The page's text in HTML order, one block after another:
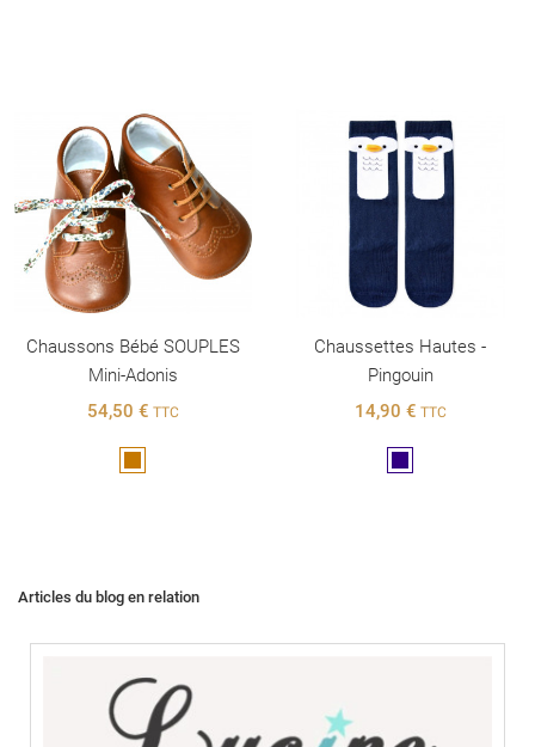
Chaussons Bébé SOUPLES
Mini-Adonis
54,50 € TTC
Chaussettes Hautes -
Pingouin
14,90 € TTC
Articles du blog en relation